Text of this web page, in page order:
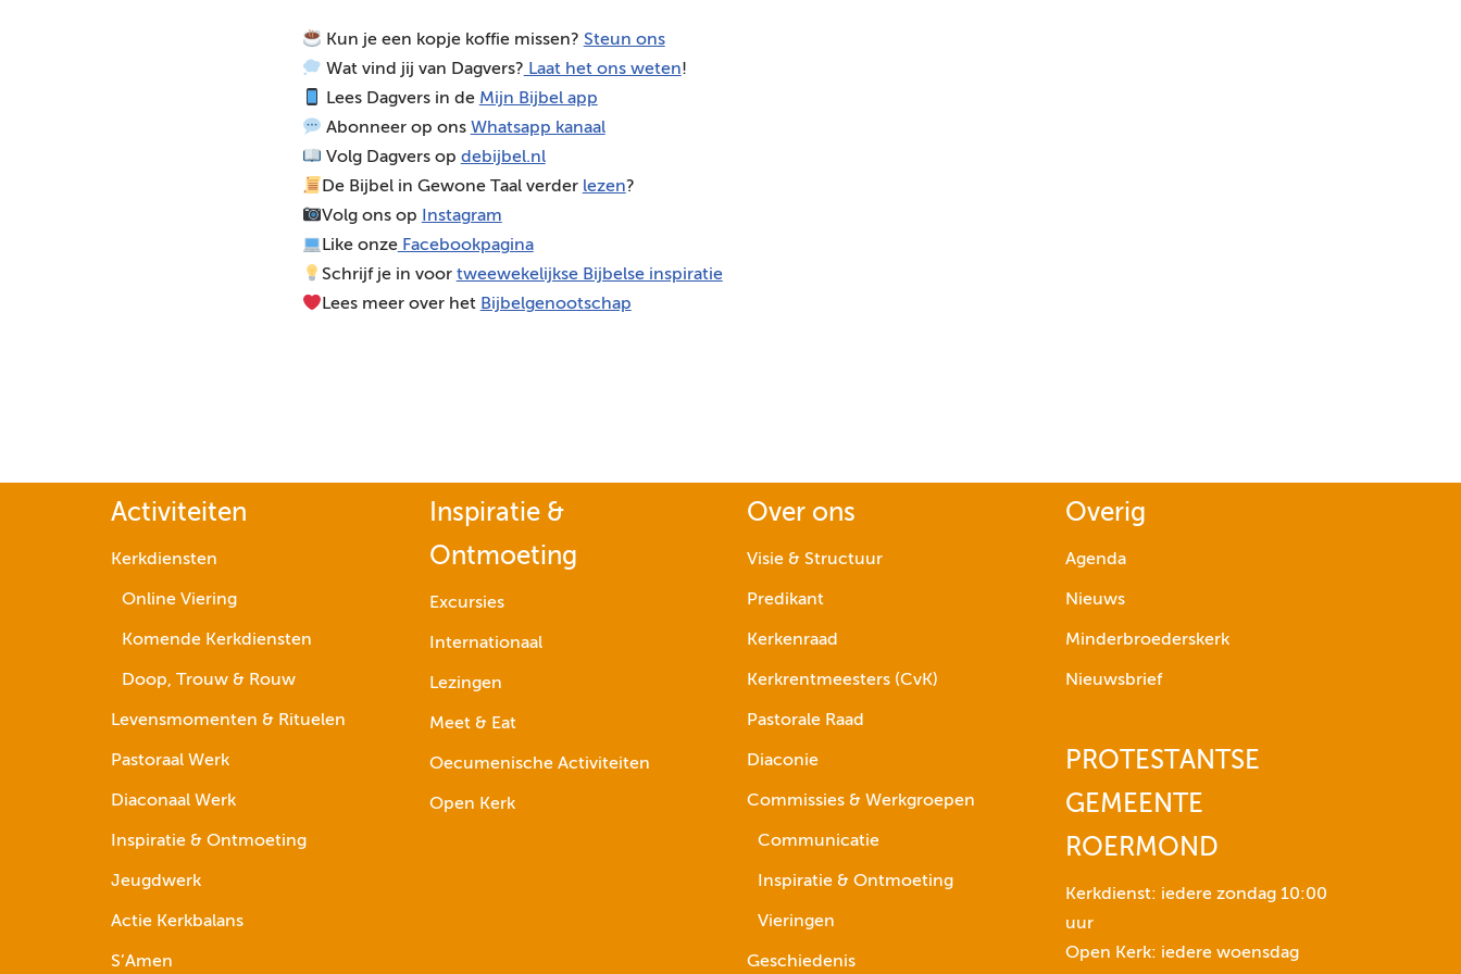
s
p
e
l
r
i
t
o
e
o
m
e
t
v
Kun je een kopje koffie missen? Steun ons
Wat vind jij van Dagvers? Laat het ons weten!
Lees Dagvers in de Mijn Bijbel app
Abonneer op ons Whatsapp kanaal
Volg Dagvers op debijbel.nl
De Bijbel in Gewone Taal verder lezen?
Volg ons op
Instagram
Like onzeFacebookpagina
Schrijf je in voor tweewekelijkse Bijbelse inspiratie
Lees meer over het Bijbelgenootschap
Activiteiten
Kerkdiensten
Online Viering
Komende Kerkdiensten
Doop, Trouw & Rouw
Levensmomenten & Rituelen
Pastoraal Werk
Diaconaal Werk
Inspiratie & Ontmoeting
Jeugdwerk
Actie Kerkbalans
S’Amen
Inspiratie &
Ontmoeting
Excursies
Internationaal
Lezingen
Meet & Eat
Oecumenische Activiteiten
Open Kerk
Over ons
Visie & Structuur
Predikant
Kerkenraad
Kerkrentmeesters (CvK)
Pastorale Raad
Diaconie
Commissies & Werkgroepen
Communicatie
Inspiratie & Ontmoeting
Vieringen
Geschiedenis
Overig
Agenda
Nieuws
Minderbroederskerk
Nieuwsbrief
PROTESTANTSE
GEMEENTE
ROERMOND
Kerkdienst: iedere zondag 10:00
uur
Open Kerk: iedere woensdag